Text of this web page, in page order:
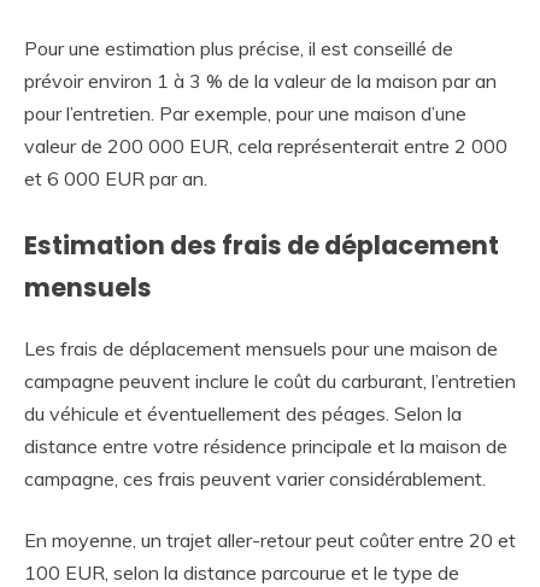
Pour une estimation plus précise, il est conseillé de
prévoir environ 1 à 3 % de la valeur de la maison par an
pour l’entretien. Par exemple, pour une maison d’une
valeur de 200 000 EUR, cela représenterait entre 2 000
et 6 000 EUR par an.
Estimation des frais de déplacement
mensuels
Les frais de déplacement mensuels pour une maison de
campagne peuvent inclure le coût du carburant, l’entretien
du véhicule et éventuellement des péages. Selon la
distance entre votre résidence principale et la maison de
campagne, ces frais peuvent varier considérablement.
En moyenne, un trajet aller-retour peut coûter entre 20 et
100 EUR, selon la distance parcourue et le type de